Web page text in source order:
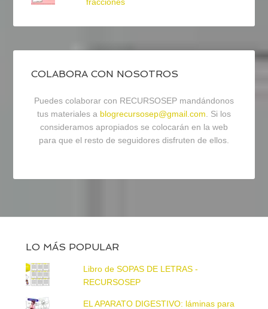
fracciones
COLABORA CON NOSOTROS
Puedes colaborar con RECURSOSEP mandándonos
tus materiales a blogrecursosep@gmail.com. Si los
consideramos apropiados se colocarán en la web
para que el resto de seguidores disfruten de ellos.
LO MÁS POPULAR
Libro de SOPAS DE LETRAS -
RECURSOSEP
EL APARATO DIGESTIVO: láminas para